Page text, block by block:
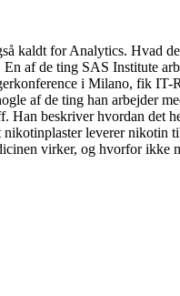
kaldt for Analytics. Hvad
af de ting SAS Institute
i Milano, fik
af de ting han arbejder
beskriver hvordan det
leverer
virker, og hvorfor ikke